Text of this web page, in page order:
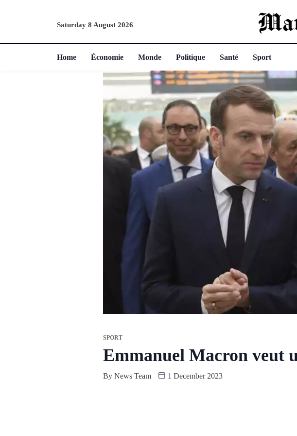
Saturday 8 August 2026
Home Économie Monde Politique Santé Sport
SPORT
Emmanuel Macron veut
By News Team 1 December 2023